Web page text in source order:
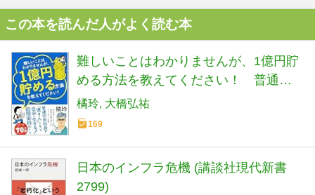
この本を読んだ人がよく読む本
難しいことはわかりませんが、1億円貯
める方法を教えてください！ 普通の
会社員が「億り人」になって自由に生
きる超現実的ルート
橘玲 大橋弘祐
169
日本のインフラ危機 (講談社現代新書
2799)